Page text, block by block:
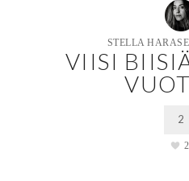
STELLA
VIISI
2
2